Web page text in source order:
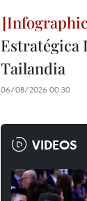
Estratégica
Tailandia
06/08/2026 00:30
VIDEOS